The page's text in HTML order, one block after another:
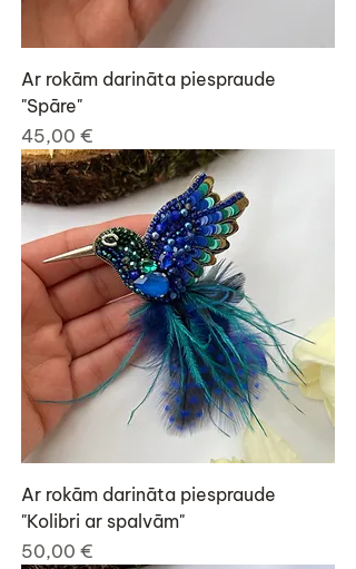
Ar rokām darināta piespraude
"Spāre"
Cena
45,00 €
Ar rokām darināta piespraude
"Kolibri ar spalvām"
Cena
50,00 €